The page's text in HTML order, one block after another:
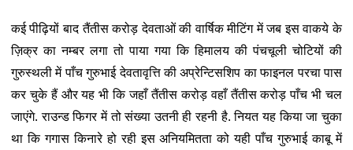
कई पीढ़ियों बाद तैंतीस करोड़ देवताओं की वार्षिक मीटिंग में जब इस वाकये के
ज़िक्र का नम्बर लगा तो पाया गया कि हिमालय की पंचचूली चोटियों की
गुरुस्थली में पाँच गुरुभाई देवतावृत्ति की अप्रेन्टिसशिप का फाइनल परचा पास
कर चुके हैं और यह भी कि जहाँ तैंतीस करोड़ वहाँ तैंतीस करोड़ पाँच भी चल
जाएंगे. राउन्ड फिगर में तो संख्या उतनी ही रहनी है. नियत यह किया जा चुका
था कि गगास किनारे हो रही इस अनियमितता को यही पाँच गुरुभाई काबू में